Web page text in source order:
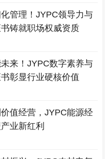
管理！JYPC领导力与
铸就职场权威资质
来！JYPC数字素养与
彰显行业硬核价值
值经营，JYPC能源经
业新红利